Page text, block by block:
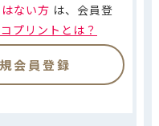
ない方 は、会員登
プリントとは？
会員登録